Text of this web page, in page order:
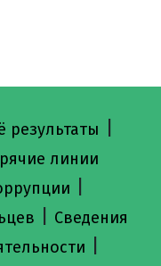
результаты
линии
Сведения